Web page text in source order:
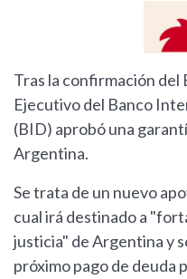
Tras la confirmación
Ejecutivo del Banco
(BID) aprobó una
Argentina.
Se trata de un nuevo
cual irá destinado a
justicia" de Argentina y
próximo pago de deuda